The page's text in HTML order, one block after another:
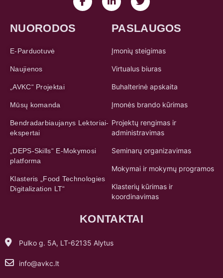
NUORODOS
E-Parduotuvė
Naujienos
„AVKC“ Projektai
Mūsų komanda
Bendradarbiaujanys Lektoriai-
ekspertai
„DEPS-Skills“ E-Mokymosi
platforma
Klasteris „Food Technologies
Digitalization LT“
PASLAUGOS
Įmonių steigimas
Virtualus biuras
Buhalterinė apskaita
Įmonės brando kūrimas
Projektų rengimas ir
administravimas
Seminarų organizavimas
Mokymai ir mokymų programos
Klasterių kūrimas ir
koordinavimas
KONTAKTAI
Pulko g. 5A, LT-62135 Alytus
info@avkc.lt